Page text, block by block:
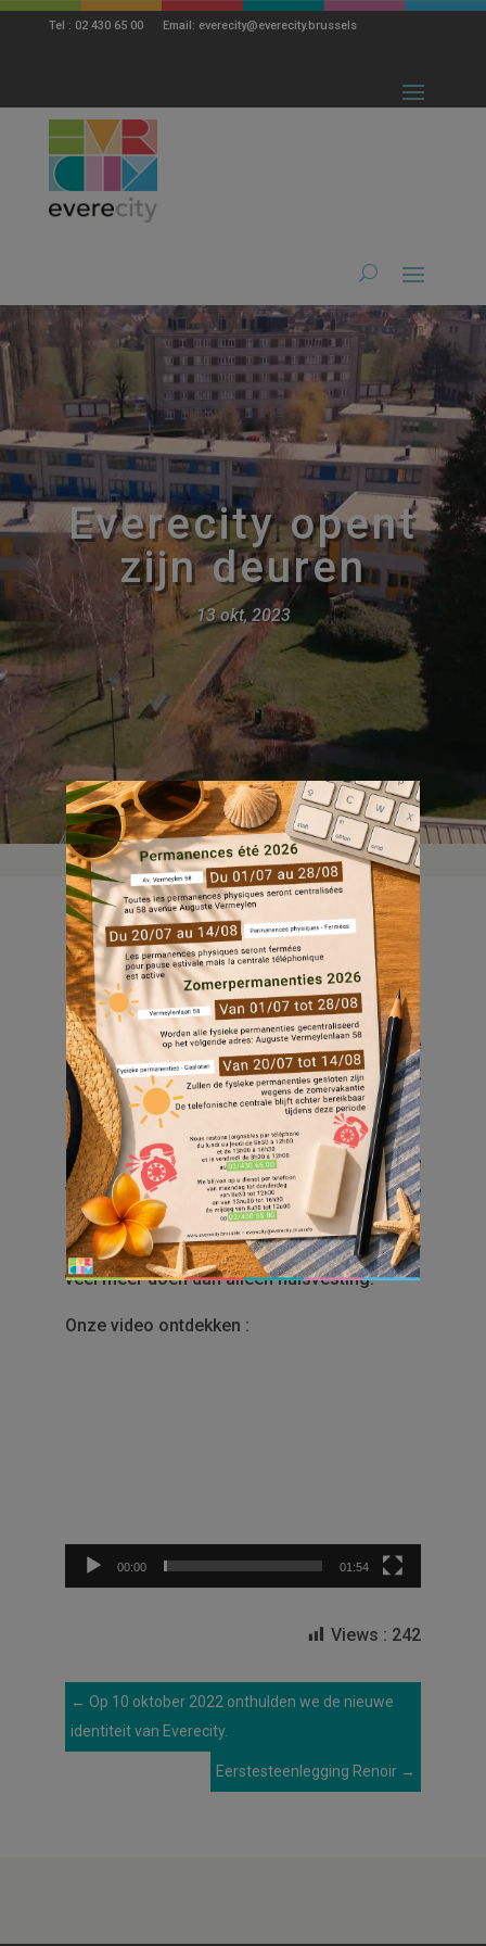
Tel : 02 430 65 00 Email: everecity@everecity.brussels
Everecity opent
zijn deuren
13 okt, 2023
Met de lancering van onze nieuwe huisstijl in
oktober 2022 wilde Everecity zijn imago
consolideren en naar de toekomst kijken.
Met de productie van onze eerste
bedrijfsvideo willen we de kijkers een blik
gunnen op ons bedrijf. Onze voorzitter,
Mathieu Vervoort, en onze gedelegeerd
bestuurder, Pascale Roelants, leggen de
visie van Everecity uit: kwalitatieve sociale
huisvesting met een menselijke toets.
We zijn ervan overtuigd dat we bij Everecity
veel meer doen dan alleen huisvesting.
Onze video ontdekken :
00:00 01:54
Views : 242
← Op 10 oktober 2022 onthulden we de nieuwe
identiteit van Everecity.
Eerstesteenlegging Renoir →
modal-check